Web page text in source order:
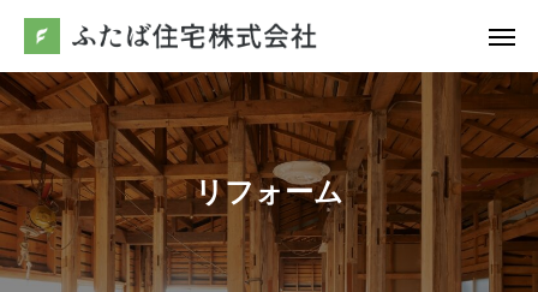
リフォーム
お問合わせ
電話 友だち追加
アクセス
ふたば住宅について